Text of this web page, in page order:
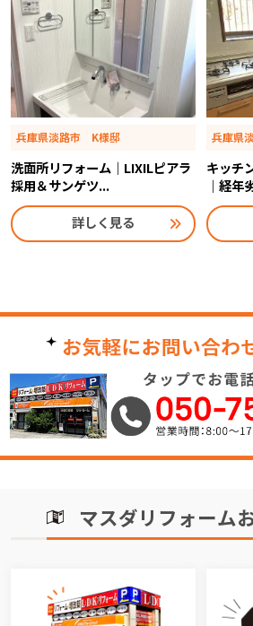
兵庫県淡路市 K様邸
洗面所リフォーム｜LIXILピアラ
採用＆サンゲツ...
詳しく見る
兵庫県
キッチ
｜経
マスダリフォーム